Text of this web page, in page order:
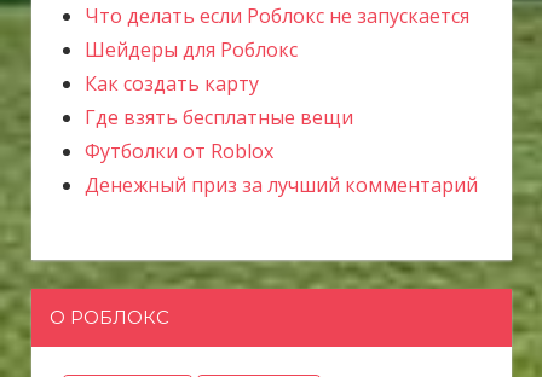
Что делать если Роблокс не запускается
Шейдеры для Роблокс
Как создать карту
Где взять бесплатные вещи
Футболки от Roblox
Денежный приз за лучший комментарий
О РОБЛОКС